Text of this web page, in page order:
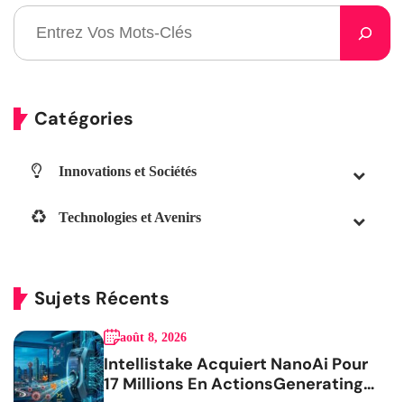
Catégories
Innovations et Sociétés
Technologies et Avenirs
Sujets Récents
août 8, 2026
Intellistake Acquiert NanoAi Pour
17 Millions En ActionsGenerating